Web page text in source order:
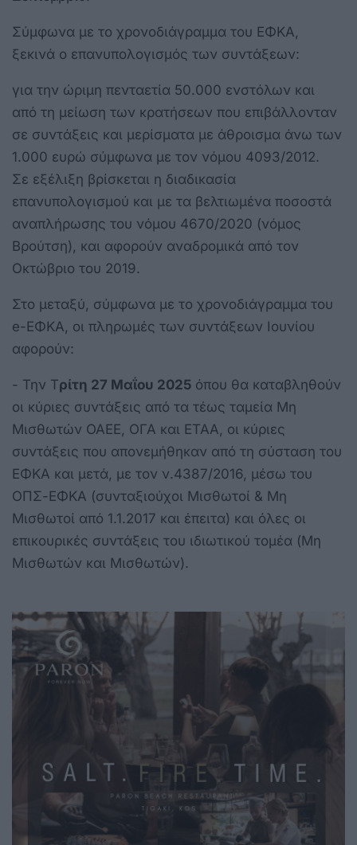
Σύμφωνα με το χρονοδιάγραμμα του ΕΦΚΑ,
ξεκινά ο επανυπολογισμός των συντάξεων:
για την ώριμη πενταετία 50.000 ενστόλων και
από τη μείωση των κρατήσεων που επιβάλλονταν
σε συντάξεις και μερίσματα με άθροισμα άνω των
1.000 ευρώ σύμφωνα με τον νόμου 4093/2012.
Σε εξέλιξη βρίσκεται η διαδικασία
επανυπολογισμού και με τα βελτιωμένα ποσοστά
αναπλήρωσης του νόμου 4670/2020 (νόμος
Βρούτση), και αφορούν αναδρομικά από τον
Οκτώβριο του 2019.
Στο μεταξύ, σύμφωνα με το χρονοδιάγραμμα του
e-ΕΦΚΑ, οι πληρωμές των συντάξεων Ιουνίου
αφορούν:
- Την Τρίτη 27 Μαΐου 2025 όπου θα καταβληθούν
οι κύριες συντάξεις από τα τέως ταμεία Μη
Μισθωτών ΟΑΕΕ, ΟΓΑ και ΕΤΑΑ, οι κύριες
συντάξεις που απονεμήθηκαν από τη σύσταση του
ΕΦΚΑ και μετά, με τον ν.4387/2016, μέσω του
ΟΠΣ-ΕΦΚΑ (συνταξιούχοι Μισθωτοί & Μη
Μισθωτοί από 1.1.2017 και έπειτα) και όλες οι
επικουρικές συντάξεις του ιδιωτικού τομέα (Μη
Μισθωτών και Μισθωτών).